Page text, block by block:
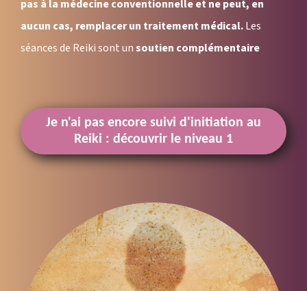
pas à la médecine conventionnelle et ne peut, en
aucun cas, remplacer un traitement médical.Les
séances de Reiki sont unsoutien complémentaire
Je n'ai pas encore suivi d'initiation au
Reiki : découvrir le niveau 1